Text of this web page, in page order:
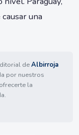
una
deAlbirroja
por nuestros
la